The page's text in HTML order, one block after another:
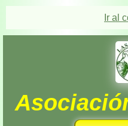
Ir al